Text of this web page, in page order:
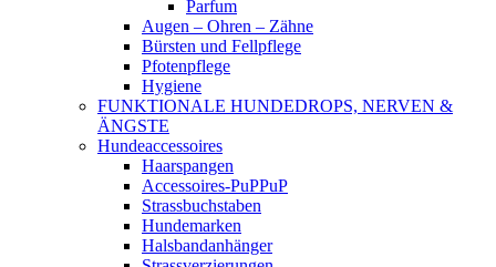
Parfum
Augen – Ohren – Zähne
Bürsten und Fellpflege
Pfotenpflege
Hygiene
FUNKTIONALE HUNDEDROPS, NERVEN &
ÄNGSTE
Hundeaccessoires
Haarspangen
Accessoires-PuPPuP
Strassbuchstaben
Hundemarken
Halsbandanhänger